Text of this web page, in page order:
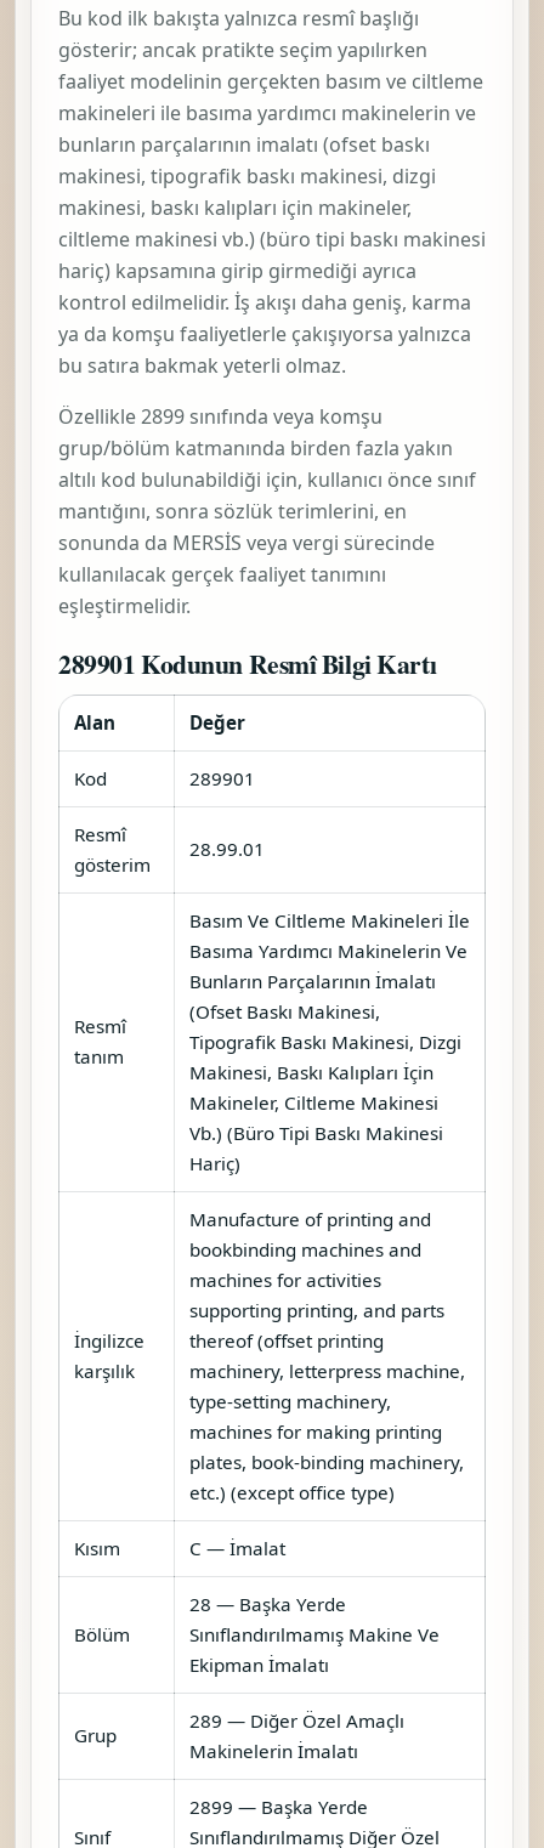
Basım Ve Ciltleme Makineleri İle
Basıma Yardımcı Makinelerin Ve
Bunların Parçalarının İmalatı (Ofset
Baskı Makinesi, Tipografik Baskı
Makinesi, Dizgi Makinesi, Baskı
Kalıpları İçin Makineler, Ciltleme
Makinesi Vb.) (Büro Tipi Baskı
Makinesi Hariç)
Tipografik Baskı Yapan Makine
(Bobin Halindeki Kağıda Baskı
Yapan) (Fleksografik Baskı Yapanlar
Hariç) İmalatı
Torba Kese Kâğıdı/Zarf Yapmaya
Mahsus Makineler İmalatı
Basım Ve Kitap Ciltleme
Makinelerinin Parçalarının İmalatı
Klişecilik Stereo Tipi Ve Benzerleri
İçin Makine Ve Cihazlar İmalatı
Ciltlemede Kullanılan Zımbalı Delik
Açma (Perforaj) Makineleri İmalatı
Dizgilerin, Baskı Kalıplarının Ve
Tabakaların Hazırlanması Veya
Yapılması İçin Makineler Ve
Cihazların İmalatı
Ciltlemede Kullanılan İplikle
Dikmeye, Tel İle Dikmeye, Tel Zımba
İle Birleştirme Makine Ve Cihazlar
İmalatı
Ciltlemede Kullanılan
Dikişsiz/Soğuk/Sıcak Tutkal İle
Birleştirme Makine Ve Cihazları
İmalatı
Kitap Ciltleme Makineleri, Kitap
Dikim Makineleri İmalatı
Orijinali Tarayarak Kopyalama
Fonksiyonu Olan Vb. Elektrostatik
Baskı Cihazı İle Basan Makine
İmalatı
Ticaret Bakanlığı çapraz referansları